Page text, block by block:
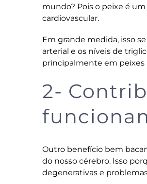
mundo? Pois o peixe é
cardiovascular.
Em grande medida, isso
arterial e os níveis de
principalmente em peixes
2-
Outro benefício bem
do nosso cérebro. Isso
degenerativas e